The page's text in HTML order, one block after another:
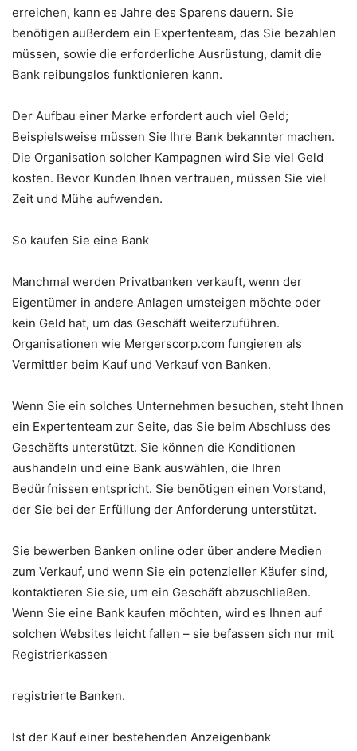
erreichen, kann es Jahre des Sparens dauern. Sie
benötigen außerdem ein Expertenteam, das Sie bezahlen
müssen, sowie die erforderliche Ausrüstung, damit die
Bank reibungslos funktionieren kann.
Der Aufbau einer Marke erfordert auch viel Geld;
Beispielsweise müssen Sie Ihre Bank bekannter machen.
Die Organisation solcher Kampagnen wird Sie viel Geld
kosten. Bevor Kunden Ihnen vertrauen, müssen Sie viel
Zeit und Mühe aufwenden.
So kaufen Sie eine Bank
Manchmal werden Privatbanken verkauft, wenn der
Eigentümer in andere Anlagen umsteigen möchte oder
kein Geld hat, um das Geschäft weiterzuführen.
Organisationen wie Mergerscorp.com fungieren als
Vermittler beim Kauf und Verkauf von Banken.
Wenn Sie ein solches Unternehmen besuchen, steht Ihnen
ein Expertenteam zur Seite, das Sie beim Abschluss des
Geschäfts unterstützt. Sie können die Konditionen
aushandeln und eine Bank auswählen, die Ihren
Bedürfnissen entspricht. Sie benötigen einen Vorstand,
der Sie bei der Erfüllung der Anforderung unterstützt.
Sie bewerben Banken online oder über andere Medien
zum Verkauf, und wenn Sie ein potenzieller Käufer sind,
kontaktieren Sie sie, um ein Geschäft abzuschließen.
Wenn Sie eine Bank kaufen möchten, wird es Ihnen auf
solchen Websites leicht fallen – sie befassen sich nur mit
Registrierkassen
registrierte Banken.
Ist der Kauf einer bestehenden Anzeigenbank